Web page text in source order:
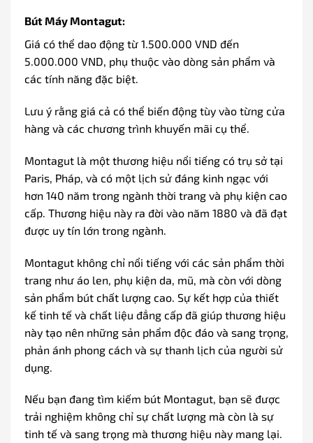
Bút Máy Montagut:
Giá có thể dao động từ 1.500.000 VND đến
5.000.000 VND, phụ thuộc vào dòng sản phẩm và
các tính năng đặc biệt.
Lưu ý rằng giá cả có thể biến động tùy vào từng cửa
hàng và các chương trình khuyến mãi cụ thể.
Montagut là một thương hiệu nổi tiếng có trụ sở tại
Paris, Pháp, và có một lịch sử đáng kinh ngạc với
hơn 140 năm trong ngành thời trang và phụ kiện cao
cấp. Thương hiệu này ra đời vào năm 1880 và đã đạt
được uy tín lớn trong ngành.
Montagut không chỉ nổi tiếng với các sản phẩm thời
trang như áo len, phụ kiện da, mũ, mà còn với dòng
sản phẩm bút chất lượng cao. Sự kết hợp của thiết
kế tinh tế và chất liệu đẳng cấp đã giúp thương hiệu
này tạo nên những sản phẩm độc đáo và sang trọng,
phản ánh phong cách và sự thanh lịch của người sử
dụng.
Nếu bạn đang tìm kiếm bút Montagut, bạn sẽ được
trải nghiệm không chỉ sự chất lượng mà còn là sự
tinh tế và sang trọng mà thương hiệu này mang lại.